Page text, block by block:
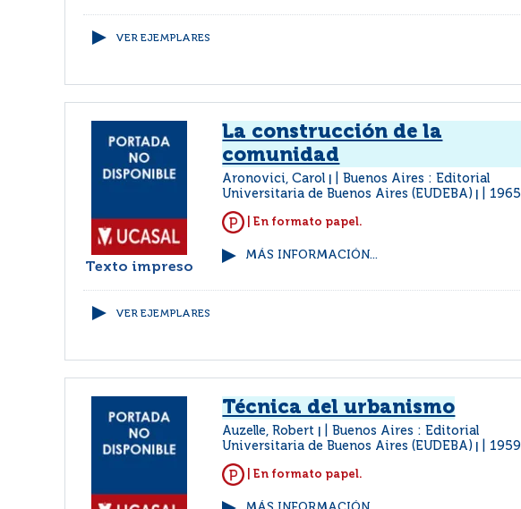
VER EJEMPLARES
Texto impreso
La construcción de la
comunidad
Aronovici, Carol
Buenos Aires : Editorial
Universitaria de Buenos Aires (EUDEBA)
1965
| En formato papel.
MÁS INFORMACIÓN...
VER EJEMPLARES
Técnica del urbanismo
Auzelle, Robert
Buenos Aires : Editorial
Universitaria de Buenos Aires (EUDEBA)
1959
| En formato papel.